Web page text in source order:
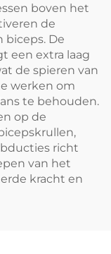
boven het
de
biceps. De
een extra laag
de spieren van
werken om
te behouden.
op de
richt
van het
kracht en